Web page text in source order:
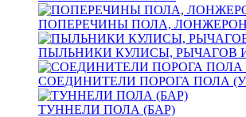
ПОПЕРЕЧИНЫ ПОЛА,
ПЫЛЬНИКИ КУЛИСЫ, РЫЧАГОВ
СОЕДИНИТЕЛИ ПОРОГА ПОЛА
ТУННЕЛИ ПОЛА (БАР)